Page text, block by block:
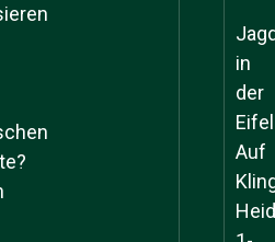
in
der
Eifel
Auf
Heid